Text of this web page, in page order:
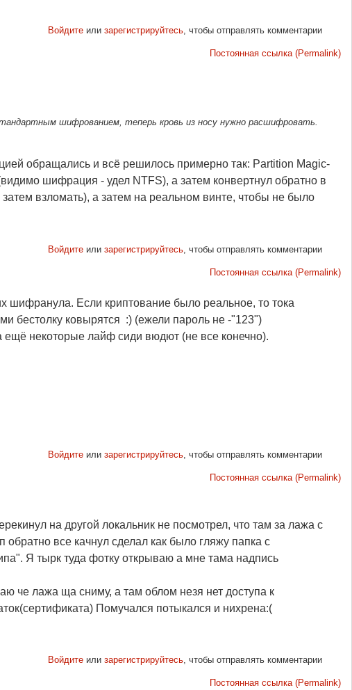
Войдитеили зарегистрируйтесь, чтобы отправлять комментарии
Постоянная ссылка (Permalink)
шифрованием, теперь кровь из носу нужно расшифровать.
обращались и всё решилось примерно так: Partition Magic-
шифрация - удел NTFS), а затем конвертнул обратно в
взломать), а затем на реальном винте, чтобы не было
Войдитеили зарегистрируйтесь, чтобы отправлять комментарии
Постоянная ссылка (Permalink)
Если криптование было реальное, то тока
бестолку ковырятся :) (ежели пароль не -"123")
ещё некоторые лайф сиди вюдют (не все конечно).
Войдитеили зарегистрируйтесь, чтобы отправлять комментарии
Постоянная ссылка (Permalink)
на другой локальник не посмотрел, что там за лажа с
все качнул сделал как было гляжу папка с
Я тырк туда фотку открываю а мне тама надпись
че лажа ща сниму, а там облом незя нет доступа к
Помучался потыкался и нихрена:(
Войдитеили зарегистрируйтесь, чтобы отправлять комментарии
Постоянная ссылка (Permalink)